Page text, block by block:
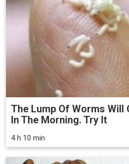
The Lump Of Worms Will
In The Morning. Try It
4 h 10 min